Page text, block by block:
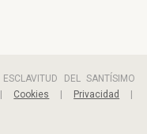
DEL SANTÍSIMO
Cookies Privacidad